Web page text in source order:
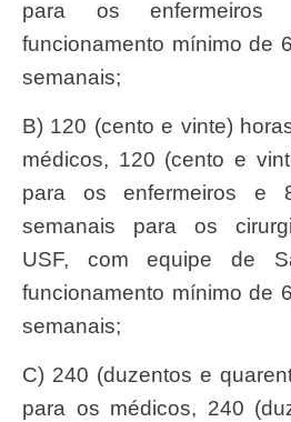
para os
funcionamento mínimo de
semanais;
b) 120 (cento e vinte) horas semanais para os
médicos, 120 (cento e
para os enfermeiros e
semanais para os
USF, com equipe de
funcionamento mínimo de
semanais;
c) 240 (duzentos e quarenta) horas semanais
para os médicos, 240